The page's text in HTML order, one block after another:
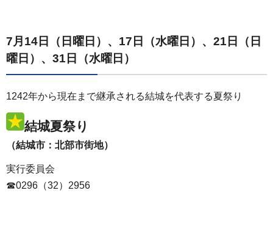
7月14日（日曜日）、17日（水曜日）、21日（日
曜日）、31日（水曜日）
1242年から現在まで継承される結城を代表する夏祭り
結城夏祭り
（結城市：北部市街地）
実行委員会
☎0296（32）2956